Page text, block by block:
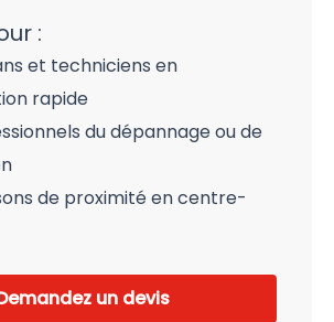
:
et techniciens en
rapide
du dépannage ou de
de proximité en centre-
un devis